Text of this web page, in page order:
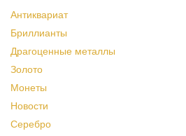
Антиквариат
Бриллианты
Драгоценные металлы
Золото
Монеты
Новости
Серебро